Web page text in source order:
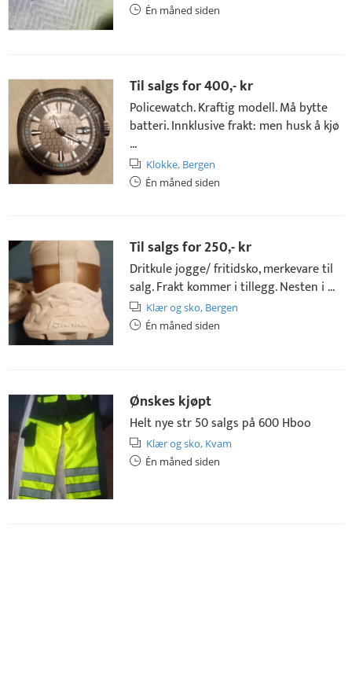
Én måned siden
Til salgs for400,- kr
Policewatch. Kraftig modell. Må bytte
batteri. Innklusive frakt: men husk å kjø
...
Klokke, Bergen
Én måned siden
Til salgs for250,- kr
Dritkule jogge/ fritidsko, merkevare til
salg. Frakt kommer i tillegg. Nesten i ...
Klær og sko, Bergen
Én måned siden
Ønskes kjøpt
Helt nye str 50 salgs på 600 Hboo
Klær og sko, Kvam
Én måned siden